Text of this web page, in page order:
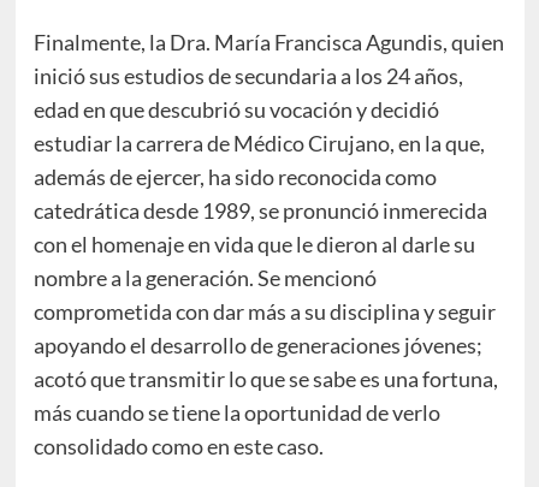
Finalmente, la Dra. María Francisca Agundis, quien
inició sus estudios de secundaria a los 24 años,
edad en que descubrió su vocación y decidió
estudiar la carrera de Médico Cirujano, en la que,
además de ejercer, ha sido reconocida como
catedrática desde 1989, se pronunció inmerecida
con el homenaje en vida que le dieron al darle su
nombre a la generación. Se mencionó
comprometida con dar más a su disciplina y seguir
apoyando el desarrollo de generaciones jóvenes;
acotó que transmitir lo que se sabe es una fortuna,
más cuando se tiene la oportunidad de verlo
consolidado como en este caso.